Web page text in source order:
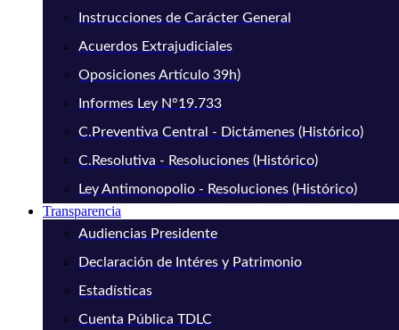
Instrucciones de Carácter General
Acuerdos Extrajudiciales
Oposiciones Artículo 39h)
Informes Ley N°19.733
C.Preventiva Central - Dictámenes (Histórico)
C.Resolutiva - Resoluciones (Histórico)
Ley Antimonopolio - Resoluciones (Histórico)
Transparencia
Audiencias Presidente
Declaración de Intéres y Patrimonio
Estadísticas
Cuenta Pública TDLC